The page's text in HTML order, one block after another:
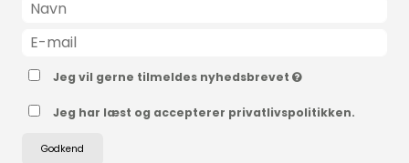
Jeg vil gerne tilmeldes nyhedsbrevet
Jeg har læst og accepterer privatlivspolitikken.
Godkend